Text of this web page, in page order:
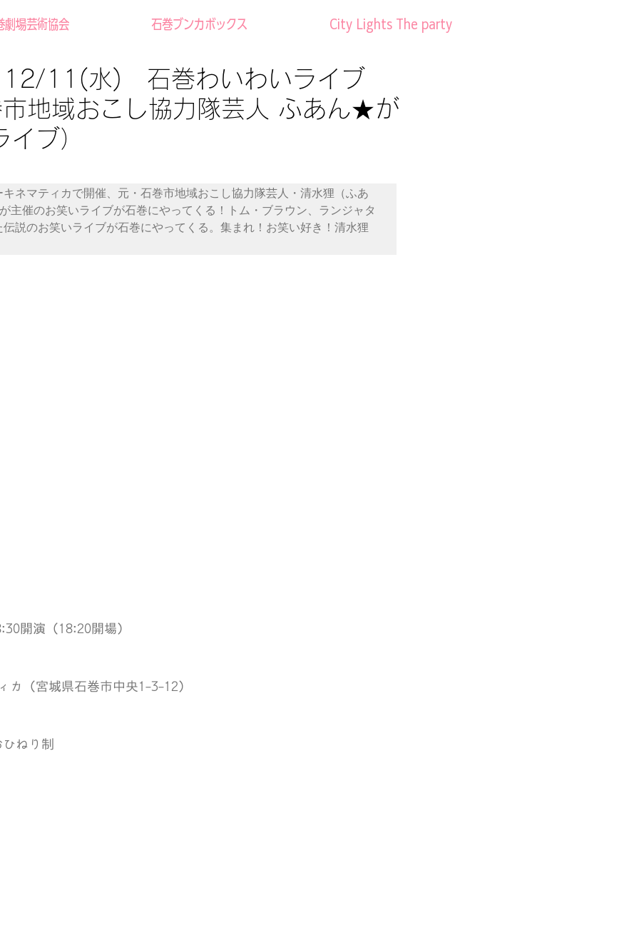
劇場芸術協会 石巻ブンカボックス City Lights The party
12/11(水) 石巻わいわいライブ
地域おこし協力隊芸人 ふあん★が
イブ）
ネマティカで開催、元・石巻市地域おこし協力隊芸人・清水狸（ふあ
主催のお笑いライブが石巻にやってくる！トム・ブラウン、ランジャタ
説のお笑いライブが石巻にやってくる。集まれ！お笑い好き！清水狸
開演（18:20開場）
（宮城県石巻市中央1-3-12）
ねり制